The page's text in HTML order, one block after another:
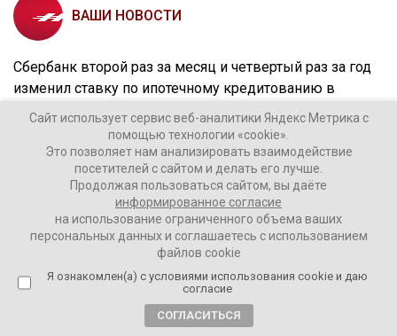
ВАШИ НОВОСТИ
Сбербанк второй раз за месяц и четвертый раз за год
изменил ставку по ипотечному кредитованию в
сторону увеличения.
Как пишет РБК, базовая ставка по ипотечному
кредитованию при покупке строящегося жилья
подросла на 0,5 процентных пункта, составив в общей
сложности 9,3%, при покупке готового жилья ставка
поднялась на 0,2 процентных пункта, сравнявшись со
ставкой на покупку строящегося жилья.
Сайт использует сервис веб-аналитики Яндекс Метрика с
помощью технологии «cookie».
Это позволяет нам анализировать взаимодействие
посетителей с сайтом и делать его лучше.
Продолжая пользоваться сайтом, вы даёте
информированное согласие
на использование ограниченного объема ваших
персональных данных и соглашаетесь с использованием
файлов cookie
Я ознакомлен(а) с условиями использования cookie и даю
согласие
СОГЛАСИТЬСЯ